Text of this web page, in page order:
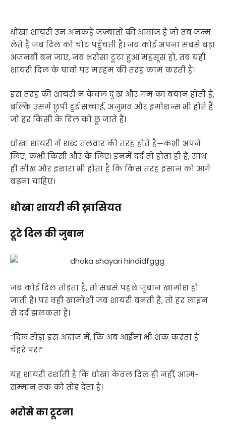
धोखा शायरी उन अनकहे जज़्बातों की आवाज़ है जो तब जन्म
लेते हैं जब दिल को चोट पहुँचती है। जब कोई अपना सबसे बड़ा
अजनबी बन जाए, जब भरोसा टूटा हुआ महसूस हो, तब यही
शायरी दिल के घावों पर मरहम की तरह काम करती है।
इस तरह की शायरी न केवल दुःख और ग़म का बयान होती है,
बल्कि उसमें छुपी हुई सच्चाई, अनुभव और इमोशन्स भी होते हैं
जो हर किसी के दिल को छू जाते हैं।
धोखा शायरी में शब्द तलवार की तरह होते हैं—कभी अपने
लिए, कभी किसी और के लिए। इनमें दर्द तो होता ही है, साथ
ही सीख और इशारा भी होता है कि किस तरह इंसान को आगे
बढ़ना चाहिए।
धोखा शायरी की ख़ासियत
टूटे दिल की जुबान
जब कोई दिल तोड़ता है, तो सबसे पहले जुबान खामोश हो
जाती है। पर वही खामोशी जब शायरी बनती है, तो हर लाइन
से दर्द झलकता है।
“दिल तोड़ा इस अंदाज़ में, कि अब आईना भी शक करता है
चेहरे पर।”
यह शायरी दर्शाती है कि धोखा केवल दिल ही नहीं, आत्म-
सम्मान तक को तोड़ देता है।
भरोसे का टूटना